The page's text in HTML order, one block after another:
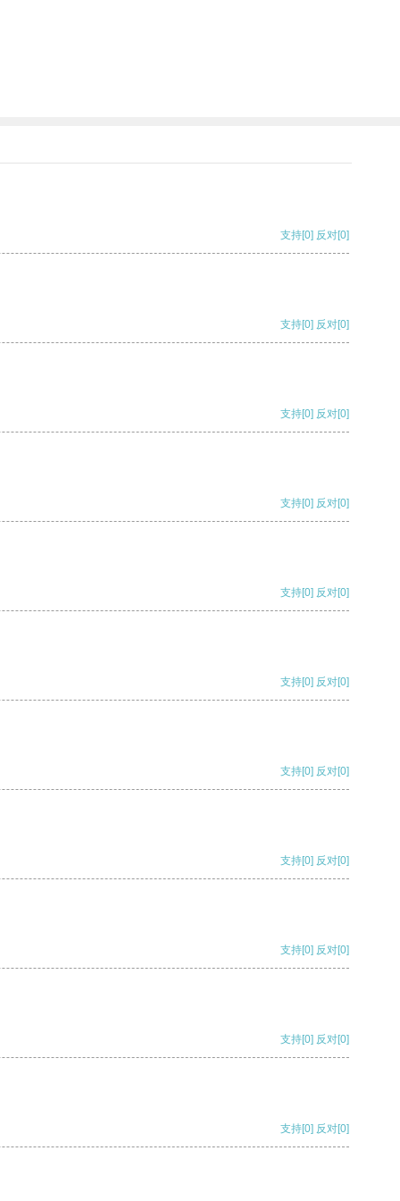
支持[0] 反对[0]
支持[0] 反对[0]
支持[0] 反对[0]
支持[0] 反对[0]
支持[0] 反对[0]
支持[0] 反对[0]
支持[0] 反对[0]
支持[0] 反对[0]
支持[0] 反对[0]
支持[0] 反对[0]
支持[0] 反对[0]